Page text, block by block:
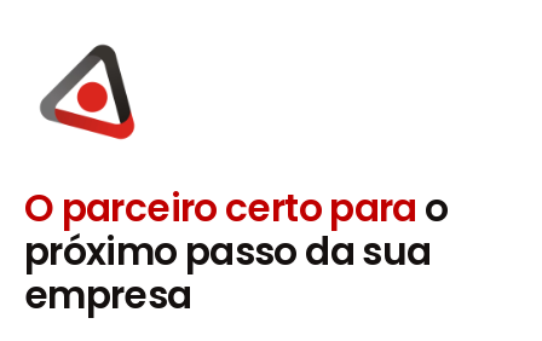
O parceiro certo para o
próximo passo da sua
empresa